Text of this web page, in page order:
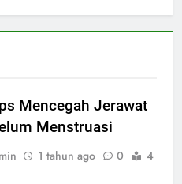
Mencegah Jerawat
Menstruasi
1 tahun ago 0
4